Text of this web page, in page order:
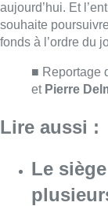
aujourd’hui. Et
souhaite
fonds à l’ordre du
■ Reportage
etPierre
Lire aussi :
Le